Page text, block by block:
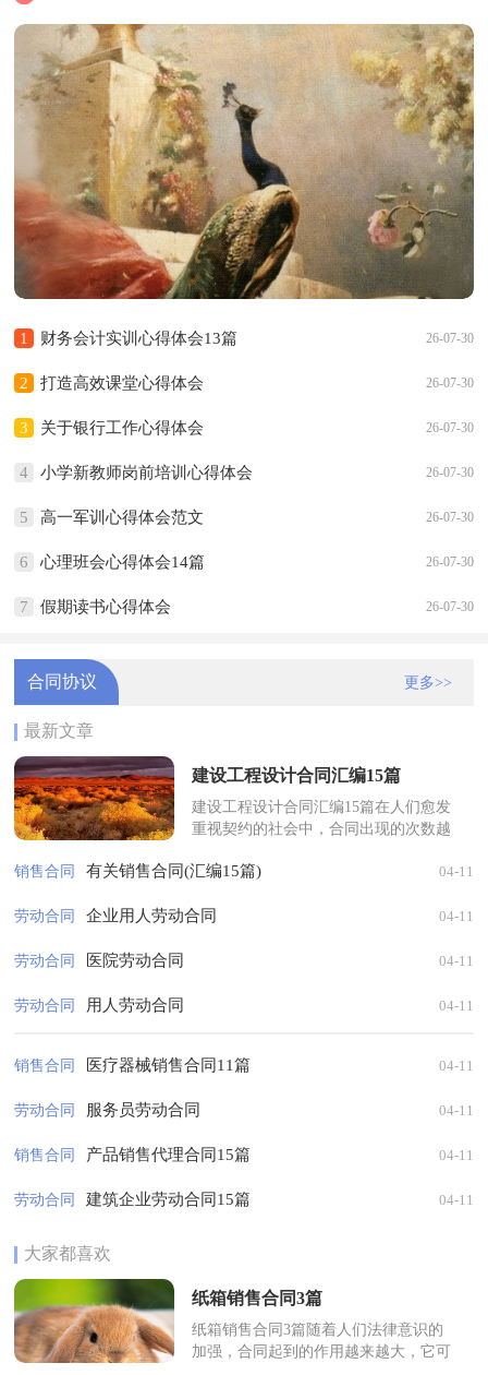
1 26-07-30
财务会计实训心得体会13篇
2 26-07-30
打造高效课堂心得体会
3 26-07-30
关于银行工作心得体会
4 26-07-30
小学新教师岗前培训心得体会
5 26-07-30
高一军训心得体会范文
6 26-07-30
心理班会心得体会14篇
7 26-07-30
假期读书心得体会
合同协议 更多>>
最新文章
建设工程设计合同汇编15篇
建设工程设计合同汇编15篇在人们愈发
重视契约的社会中，合同出现的次数越
约束。你知道合同的主要内容是什么...
销售合同 有关销售合同(汇编15篇) 04-11
劳动合同 企业用人劳动合同 04-11
劳动合同 医院劳动合同 04-11
劳动合同 用人劳动合同 04-11
销售合同 医疗器械销售合同11篇 04-11
劳动合同 服务员劳动合同 04-11
销售合同 产品销售代理合同15篇 04-11
劳动合同 建筑企业劳动合同15篇 04-11
大家都喜欢
纸箱销售合同3篇
纸箱销售合同3篇随着人们法律意识的
加强，合同起到的作用越来越大，它可